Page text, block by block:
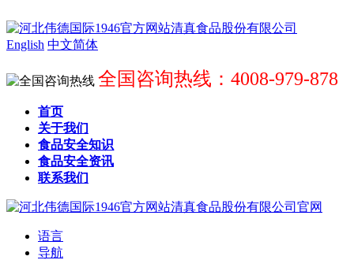
English 中文简体
全国咨询热线：4008-979-878
首页
关于我们
食品安全知识
食品安全资讯
联系我们
语言
导航